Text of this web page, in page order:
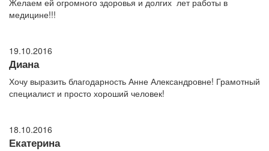
Желаем ей огромного здоровья и долгих лет работы в
медицине!!!
19.10.2016
Диана
Хочу выразить благодарность Анне Александровне! Грамотный
специалист и просто хороший человек!
18.10.2016
Екатерина